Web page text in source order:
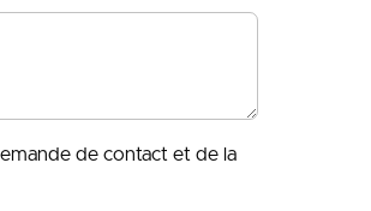
de contact et de la